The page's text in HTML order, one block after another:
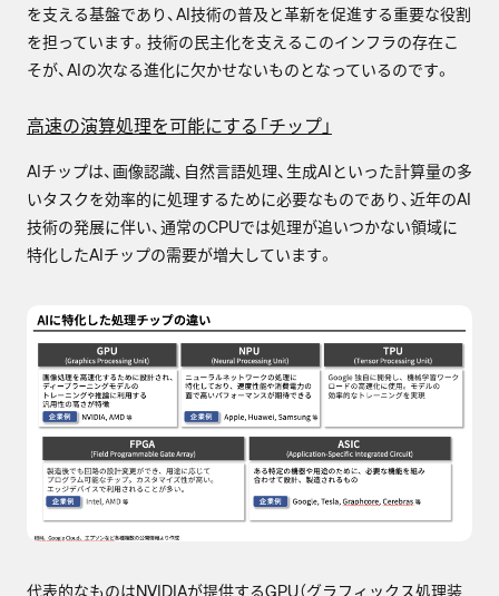
を支える基盤であり、AI技術の普及と革新を促進する重要な役割
を担っています。技術の民主化を支えるこのインフラの存在こ
そが、AIの次なる進化に欠かせないものとなっているのです。
高速の演算処理を可能にする「チップ」
AIチップは、画像認識、自然言語処理、生成AIといった計算量の多
いタスクを効率的に処理するために必要なものであり、近年のAI
技術の発展に伴い、通常のCPUでは処理が追いつかない領域に
特化したAIチップの需要が増大しています。
代表的なものはNVIDIAが提供するGPU（グラフィックス処理装